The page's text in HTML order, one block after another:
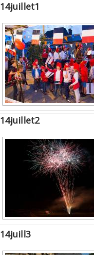
14juillet1
14juillet2
14juill3